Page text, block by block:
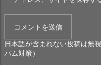
日本語が含まれない投稿は無
パム対策）